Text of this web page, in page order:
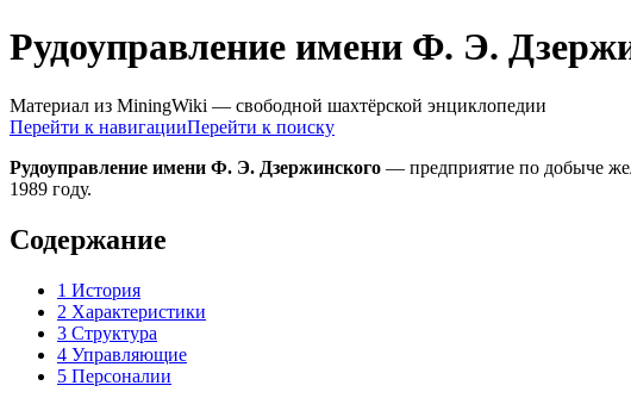
Рудоуправление имени Ф. Э.
Материал из MiningWiki — свободной шахтёрской энциклопедии
Перейти к навигацииПерейти к поиску
Рудоуправление имени Ф. Э. Дзержинского — предприятие по добыче
1989 году.
Содержание
1 История
2 Характеристики
3 Структура
4 Управляющие
5 Персоналии